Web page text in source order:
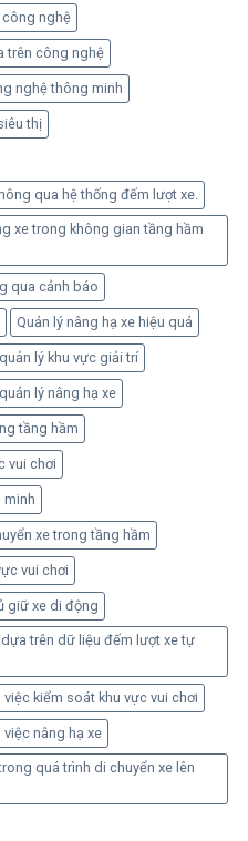
công nghệ
trên công nghệ
nghệ thông minh
thị
qua hệ thống đếm lượt xe.
xe trong không gian tầng hầm
qua cảnh báo
Quản lý nâng hạ xe hiệu quả
lý khu vực giải trí
lý nâng hạ xe
tầng hầm
vui chơi
minh
xe trong tầng hầm
vui chơi
giữ xe di động
trên dữ liệu đếm lượt xe tự
kiểm soát khu vực vui chơi
nâng hạ xe
quá trình di chuyển xe lên